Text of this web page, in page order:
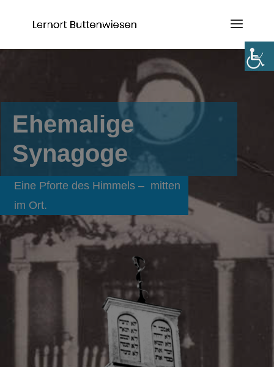
Ehemalige
Synagoge
Eine Pforte des Himmels – mitten
im Ort.